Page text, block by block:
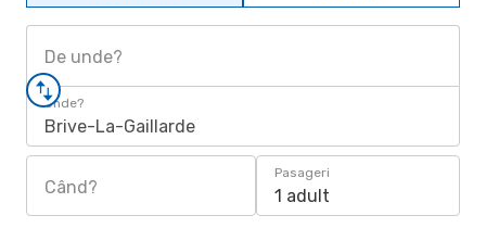
De unde?
Unde?
Brive-La-Gaillarde
Când?
Pasageri
1 adult